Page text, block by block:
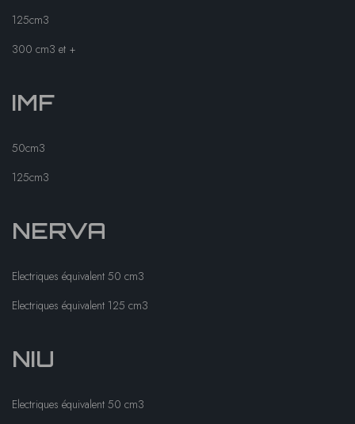
125cm3
300 cm3 et +
IMF
50cm3
125cm3
NERVA
Electriques équivalent 50 cm3
Electriques équivalent 125 cm3
NIU
Electriques équivalent 50 cm3